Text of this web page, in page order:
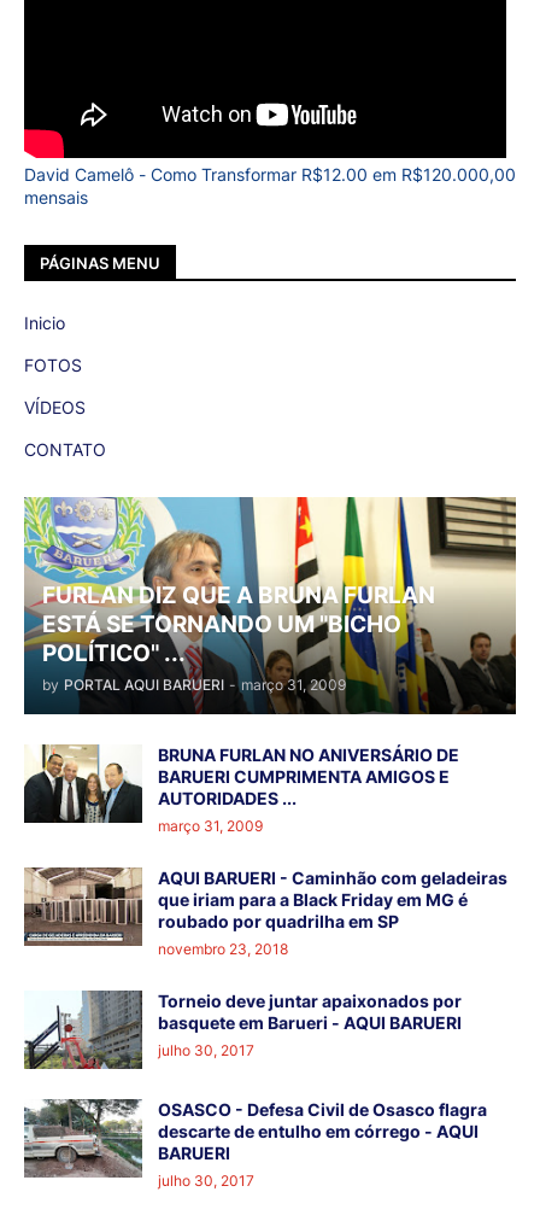
David Camelô - Como Transformar R$12.00 em R$120.000,00
mensais
PÁGINAS MENU
Inicio
FOTOS
VÍDEOS
CONTATO
FURLAN DIZ QUE A BRUNA FURLAN
ESTÁ SE TORNANDO UM "BICHO
POLÍTICO" ...
by PORTAL AQUI BARUERI - março 31, 2009
BRUNA FURLAN NO ANIVERSÁRIO DE
BARUERI CUMPRIMENTA AMIGOS E
AUTORIDADES ...
março 31, 2009
AQUI BARUERI - Caminhão com geladeiras
que iriam para a Black Friday em MG é
roubado por quadrilha em SP
novembro 23, 2018
Torneio deve juntar apaixonados por
basquete em Barueri - AQUI BARUERI
julho 30, 2017
OSASCO - Defesa Civil de Osasco flagra
descarte de entulho em córrego - AQUI
BARUERI
julho 30, 2017